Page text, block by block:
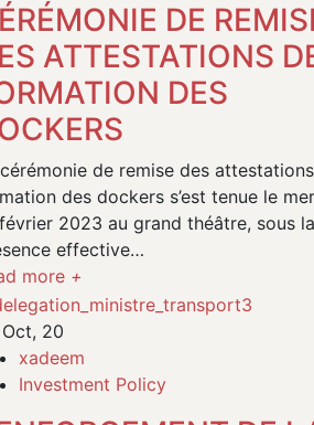
DE
ATTESTATIONS
DES
de remise des
des dockers s’est tenue le
2023 au grand théâtre, sous la
effective…
more +
Oct, 20
xadeem
Investment Policy